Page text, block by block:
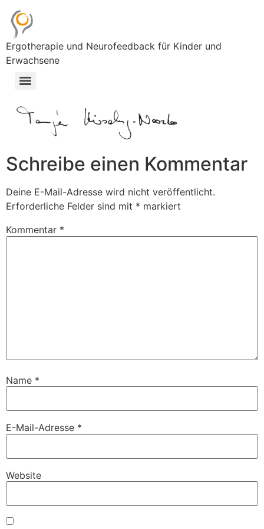
Ergotherapie und Neurofeedback für Kinder und
Erwachsene
Schreibe einen Kommentar
Deine E-Mail-Adresse wird nicht veröffentlicht.
Erforderliche Felder sind mit * markiert
Kommentar *
Name *
E-Mail-Adresse *
Website